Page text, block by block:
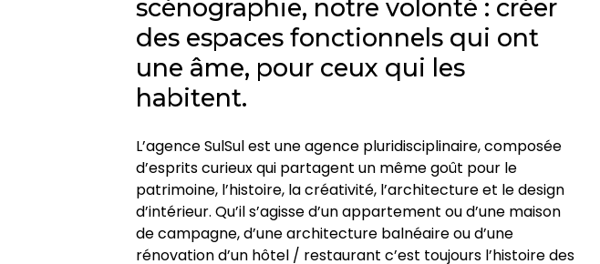
scénographie, notre volonté : créer
des espaces fonctionnels qui ont
une âme, pour ceux qui les
habitent.
L’agence SulSul est une agence pluridisciplinaire, composée
d’esprits curieux qui partagent un même goût pour le
patrimoine, l’histoire, la créativité, l’architecture et le design
d’intérieur. Qu’il s’agisse d’un appartement ou d’une maison
de campagne, d’une architecture balnéaire ou d’une
rénovation d’un hôtel / restaurant c’est toujours l’histoire des